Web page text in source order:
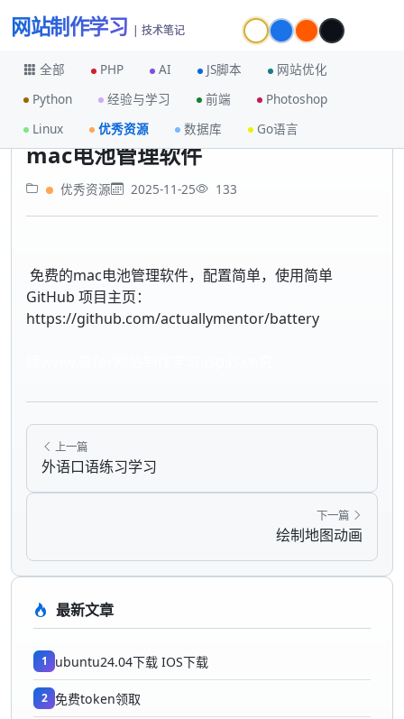
网站制作学习 | 技术笔记
全部 PHP AI JS脚本
网站优化
Python
经验与学习 前端
Photoshop
Linux
优秀资源 数据库 Go语言
首页 mac电池管理软件
mac电池管理软件
优秀资源 2025-11-25 133
免费的mac电池管理软件，配置简单，使用简单
GitHub 项目主页：
https://github.com/actuallymentor/battery
上一篇
外语口语练习学习
下一篇
绘制地图动画
最新文章
1 ubuntu24.04下载 IOS下载
2 免费token领取